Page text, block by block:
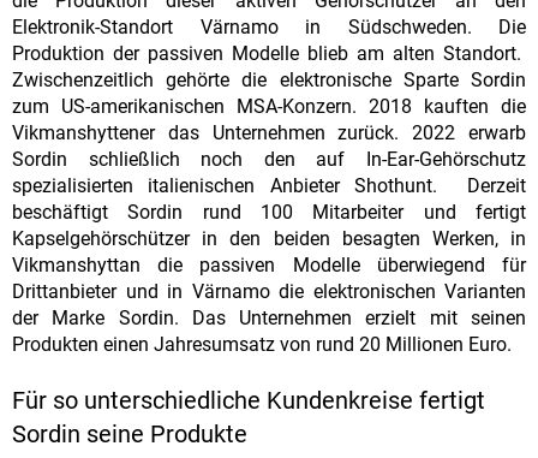
Elektronik-Standort Värnamo in Südschweden. Die
Produktion der passiven Modelle blieb am alten Standort.
Zwischenzeitlich gehörte die elektronische Sparte Sordin
zum US-amerikanischen MSA-Konzern. 2018 kauften die
Vikmanshyttener das Unternehmen zurück. 2022 erwarb
Sordin schließlich noch den auf In-Ear-Gehörschutz
spezialisierten italienischen Anbieter Shothunt. Derzeit
beschäftigt Sordin rund 100 Mitarbeiter und fertigt
Kapselgehörschützer in den beiden besagten Werken, in
Vikmanshyttan die passiven Modelle überwiegend für
Drittanbieter und in Värnamo die elektronischen Varianten
der Marke Sordin. Das Unternehmen erzielt mit seinen
Produkten einen Jahresumsatz von rund 20 Millionen Euro.
Für so unterschiedliche Kundenkreise fertigt
Sordin seine Produkte